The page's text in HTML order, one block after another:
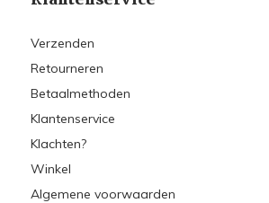
Verzenden
Retourneren
Betaalmethoden
Klantenservice
Klachten?
Winkel
Algemene voorwaarden